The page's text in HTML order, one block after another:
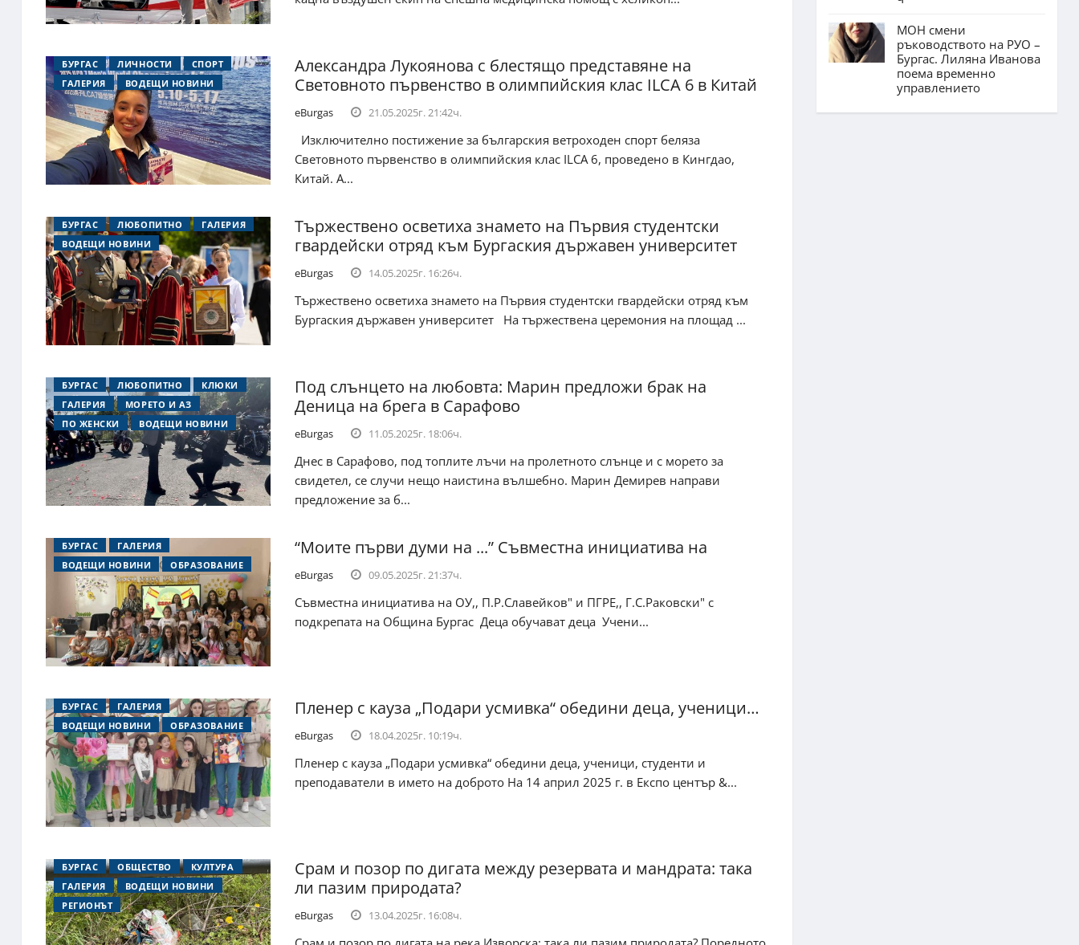
БУРГАС ЛИЧНОСТИ
СПОРТ
ГАЛЕРИЯ
ВОДЕЩИ НОВИНИ
Александра Лукоянова с блестящо представяне на
Световното първенство в олимпийския клас ILCA 6 в Китай
eBurgas 21.05.2025г. 21:42ч.
Изключително постижение за българския ветроходен спорт беляза
Световното първенство в олимпийския клас ILCA 6, проведено в Кингдао,
Китай. А...
БУРГАС ЛЮБОПИТНО
ГАЛЕРИЯ
ВОДЕЩИ НОВИНИ
Тържествено осветиха знамето на Първия студентски
гвардейски отряд към Бургаския държавен университет
eBurgas 14.05.2025г. 16:26ч.
Тържествено осветиха знамето на Първия студентски гвардейски отряд към
Бургаския държавен университет На тържествена церемония на площад ...
БУРГАС ЛЮБОПИТНО
КЛЮКИ
ГАЛЕРИЯ
МОРЕТО И АЗ
ПО ЖЕНСКИ
ВОДЕЩИ НОВИНИ
Под слънцето на любовта: Марин предложи брак на
Деница на брега в Сарафово
eBurgas 11.05.2025г. 18:06ч.
Днес в Сарафово, под топлите лъчи на пролетното слънце и с морето за
свидетел, се случи нещо наистина вълшебно. Марин Демирев направи
предложение за б...
БУРГАС
ГАЛЕРИЯ
ВОДЕЩИ НОВИНИ
ОБРАЗОВАНИЕ
“Моите първи думи на ...” Съвместна инициатива на
eBurgas 09.05.2025г. 21:37ч.
Съвместна инициатива на ОУ,, П.Р.Славейков" и ПГРЕ,, Г.С.Раковски" с
подкрепата на Община Бургас Деца обучават деца Учени...
БУРГАС
ГАЛЕРИЯ
ВОДЕЩИ НОВИНИ
ОБРАЗОВАНИЕ
Пленер с кауза „Подари усмивка“ обедини деца, ученици…
eBurgas 18.04.2025г. 10:19ч.
Пленер с кауза „Подари усмивка“ обедини деца, ученици, студенти и
преподаватели в името на доброто На 14 април 2025 г. в Експо център &...
БУРГАС ОБЩЕСТВО
КУЛТУРА
ГАЛЕРИЯ
ВОДЕЩИ НОВИНИ
РЕГИОНЪТ
Срам и позор по дигата между резервата и мандрата: така
ли пазим природата?
eBurgas 13.04.2025г. 16:08ч.
МОН смени
ръководството на РУО –
Бургас. Лиляна Иванова
поема временно
управлението